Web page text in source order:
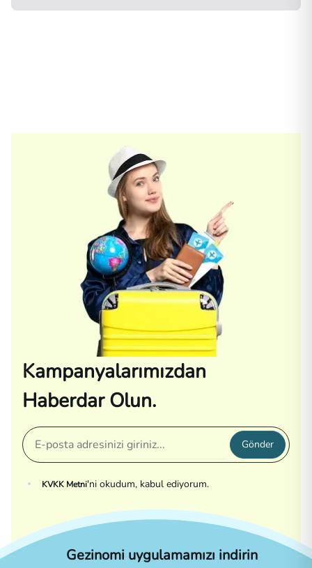
Kampanyalarımızdan
Haberdar Olun.
Gönder
KVKK Metni'ni okudum, kabul ediyorum.
Gezinomi uygulamamızı indirin